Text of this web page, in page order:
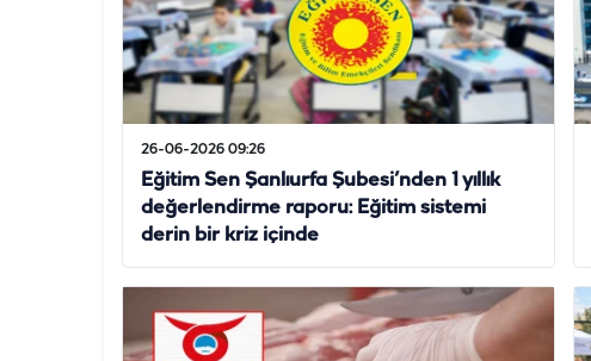
26-06-2026 09:26
Eğitim Sen Şanlıurfa Şubesi’nden 1 yıllık
değerlendirme raporu: Eğitim sistemi
derin bir kriz içinde